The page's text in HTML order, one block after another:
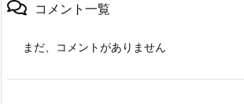
コメント一覧
まだ、コメントがありません